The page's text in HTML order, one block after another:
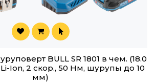
BULL SR 1801 в чем. (18.0
Li-Ion, 2 скор., 50 Нм, шурупы до 10
мм)